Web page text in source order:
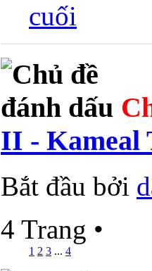
II - Kameal
Bắt đầu bởi
4 Trang •
1 2 3 ... 4